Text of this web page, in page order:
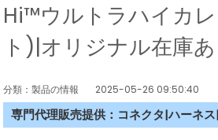
Hi™ウルトラハイカ
ト)|オリジナル在庫あ
分類：製品の情報 2025-05-26 09:50:40
専門代理販売提供：コネクタ|ハーネ